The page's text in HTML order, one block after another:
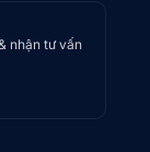
nhận tư vấn